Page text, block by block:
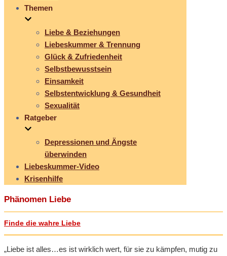
Themen
Liebe & Beziehungen
Liebeskummer & Trennung
Glück & Zufriedenheit
Selbstbewusstsein
Einsamkeit
Selbstentwicklung & Gesundheit
Sexualität
Ratgeber
Depressionen und Ängste
überwinden
Liebeskummer-Video
Krisenhilfe
Phänomen Liebe
Finde die wahre Liebe
„Liebe ist alles…es ist wirklich wert, für sie zu kämpfen, mutig zu